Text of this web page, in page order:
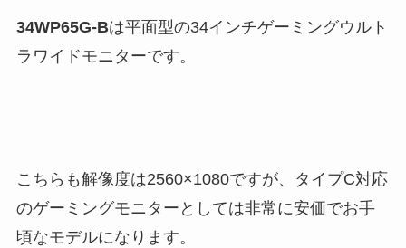
34WP65G-Bは平面型の34インチゲーミングウルト
ラワイドモニターです。
こちらも解像度は2560×1080ですが、タイプC対応
のゲーミングモニターとしては非常に安価でお手
頃なモデルになります。